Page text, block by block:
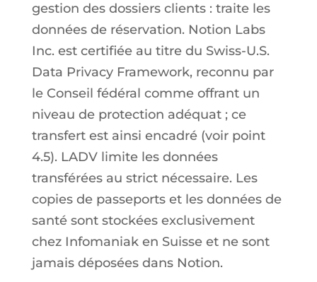
gestion des dossiers clients : traite les
données de réservation. Notion Labs
Inc. est certifiée au titre du Swiss-U.S.
Data Privacy Framework, reconnu par
le Conseil fédéral comme offrant un
niveau de protection adéquat ; ce
transfert est ainsi encadré (voir point
4.5). LADV limite les données
transférées au strict nécessaire. Les
copies de passeports et les données de
santé sont stockées exclusivement
chez Infomaniak en Suisse et ne sont
jamais déposées dans Notion.